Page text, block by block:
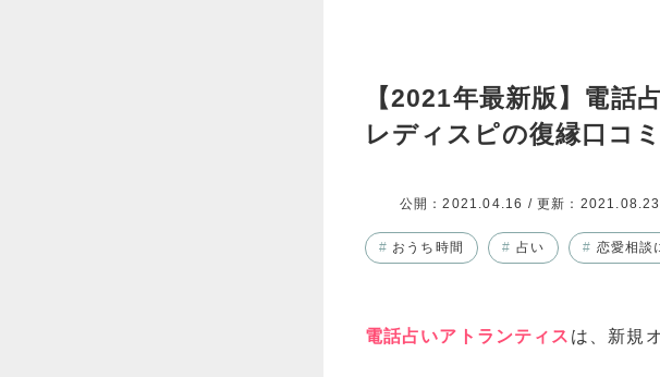
【2021年最新版】電話
レディスピの復縁口コ
公開：2021.04.16 / 更新： 2021.08.23
# おうち時間 # 占い # 恋愛相談
電話占いアトランティス は、新規